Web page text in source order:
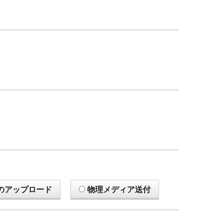
アップロード 物理メディア送付